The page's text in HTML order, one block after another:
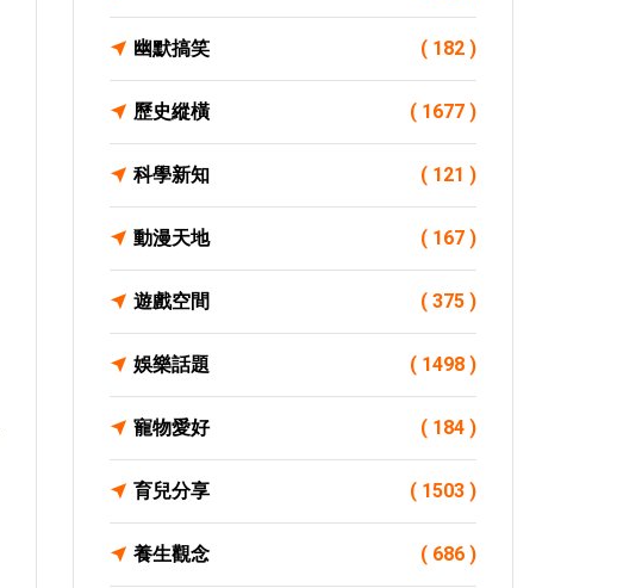
幽默搞笑 ( 182 )
歷史縱橫 ( 1677 )
科學新知 ( 121 )
動漫天地 ( 167 )
遊戲空間 ( 375 )
娛樂話題 ( 1498 )
寵物愛好 ( 184 )
育兒分享 ( 1503 )
養生觀念 ( 686 )